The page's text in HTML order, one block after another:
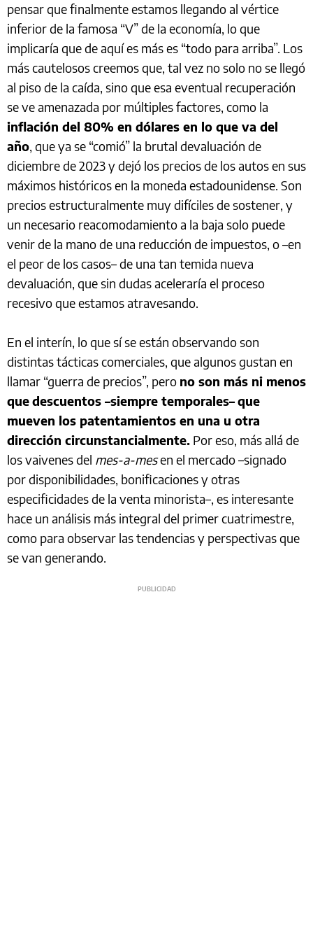
pensar que finalmente estamos llegando al vértice
inferior de la famosa “V” de la economía, lo que
implicaría que de aquí es más es “todo para arriba”. Los
más cautelosos creemos que, tal vez no solo no se llegó
al piso de la caída, sino que esa eventual recuperación
se ve amenazada por múltiples factores, como la
inflación del 80% en dólares en lo que va del
año, que ya se “comió” la brutal devaluación de
diciembre de 2023 y dejó los precios de los autos en sus
máximos históricos en la moneda estadounidense. Son
precios estructuralmente muy difíciles de sostener, y
un necesario reacomodamiento a la baja solo puede
venir de la mano de una reducción de impuestos, o –en
el peor de los casos– de una tan temida nueva
devaluación, que sin dudas aceleraría el proceso
recesivo que estamos atravesando.
En el interín, lo que sí se están observando son
distintas tácticas comerciales, que algunos gustan en
llamar “guerra de precios”, pero no son más ni menos
quedescuentos –siempre temporales–que
mueven los patentamientos en una u otra
dirección circunstancialmente. Por eso, más allá de
los vaivenes del mes-a-mesen el mercado –signado
por disponibilidades, bonificaciones y otras
especificidades de la venta minorista–, es interesante
hace un análisis más integral del primer cuatrimestre,
como para observar las tendencias y perspectivas que
se van generando.